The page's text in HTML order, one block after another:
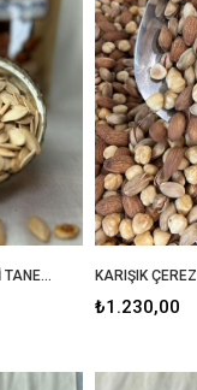
ÇİĞ KABAK ÇEKİRDEĞİ(İRİ TANELİ) KARIŞIK ÇEREZ
₺1.230,00